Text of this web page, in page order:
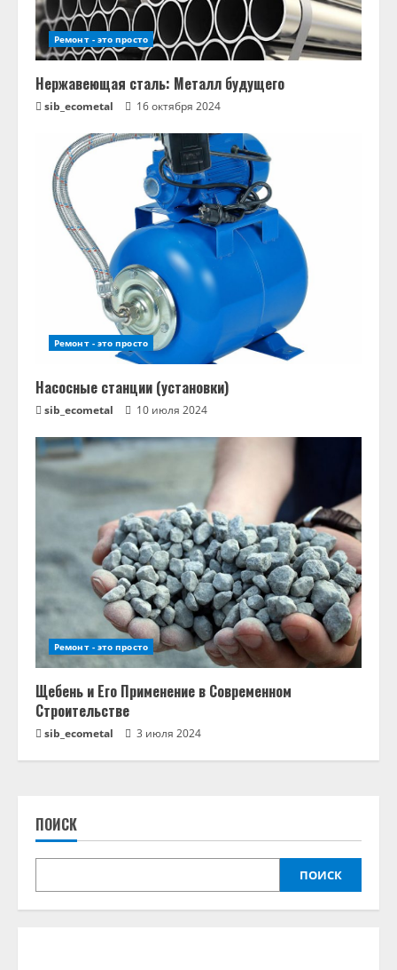
н
и
е
Ремонт - это просто
Нержавеющая сталь: Металл будущего
sib_ecometal 16 октября 2024
Ремонт - это просто
Насосные станции (установки)
sib_ecometal 10 июля 2024
Ремонт - это просто
Щебень и Его Применение в Современном
Строительстве
sib_ecometal 3 июля 2024
ПОИСК
ПОИСК